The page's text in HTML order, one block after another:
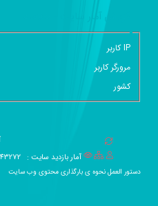
IP کاربر
مرورگر کاربر
کشور
آمار بازدید سایت :
دستور العمل نحوه ی بارگذاری محتوی وب سایت